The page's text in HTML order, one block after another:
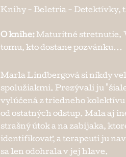
Knihy - Beletria - Detektívky,
O knihe: Maturitné stretnutie.
tomu, kto dostane pozvánku...
Marla Lindbergová si nikdy
spolužiakmi. Prezývali ju
vylúčená z triedneho kolektívu
od ostatných odstup. Mala aj
strašný útok a na zabijaka,
identifikovať, a terapeuti ju
sa len odohrala v jej hlave.